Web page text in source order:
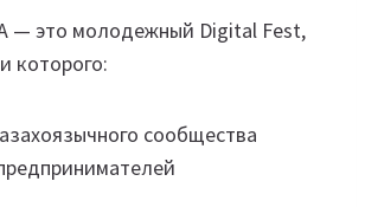
— это молодежный Digital Fest,
которого:
сообщества